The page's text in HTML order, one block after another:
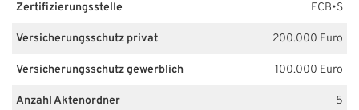
Zertifizierungsstelle ECB•S
Versicherungsschutz privat 200.000 Euro
Versicherungsschutz gewerblich 100.000 Euro
Anzahl Aktenordner 5